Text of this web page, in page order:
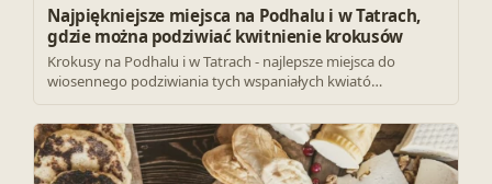
Najpiękniejsze miejsca na Podhalu i w Tatrach,
gdzie można podziwiać kwitnienie krokusów
Krokusy na Podhalu i w Tatrach - najlepsze miejsca do
wiosennego podziwiania tych wspaniałych kwiató…